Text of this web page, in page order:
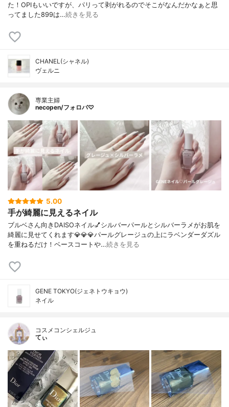
た！OPIもいいですが、パリって剥がれるのでそこがなんだかなぁと思
ってました899は…続きを見る
CHANEL(シャネル)
ヴェルニ
専業主婦
necopen/フォロバ♡
5.00
手が綺麗に見えるネイル
ブルベさん向きDAISOネイル💅シルバーパールとシルバーラメがお肌を
綺麗に見せてくれます💎💎💎パールグレージュの上にラベンダーダズル
を重ねるだけ！ベースコートや…続きを見る
GENE TOKYO(ジェネトウキョウ)
ネイル
コスメコンシェルジュ
てぃ